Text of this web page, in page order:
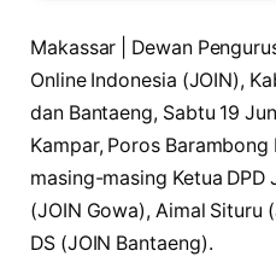
Makassar | Dewan
Online Indonesia (JOIN),
dan Bantaeng, Sabtu 19
Kampar, Poros
masing-masing Ketua DPD
(JOIN Gowa), Aimal Situru
DS (JOIN Bantaeng).